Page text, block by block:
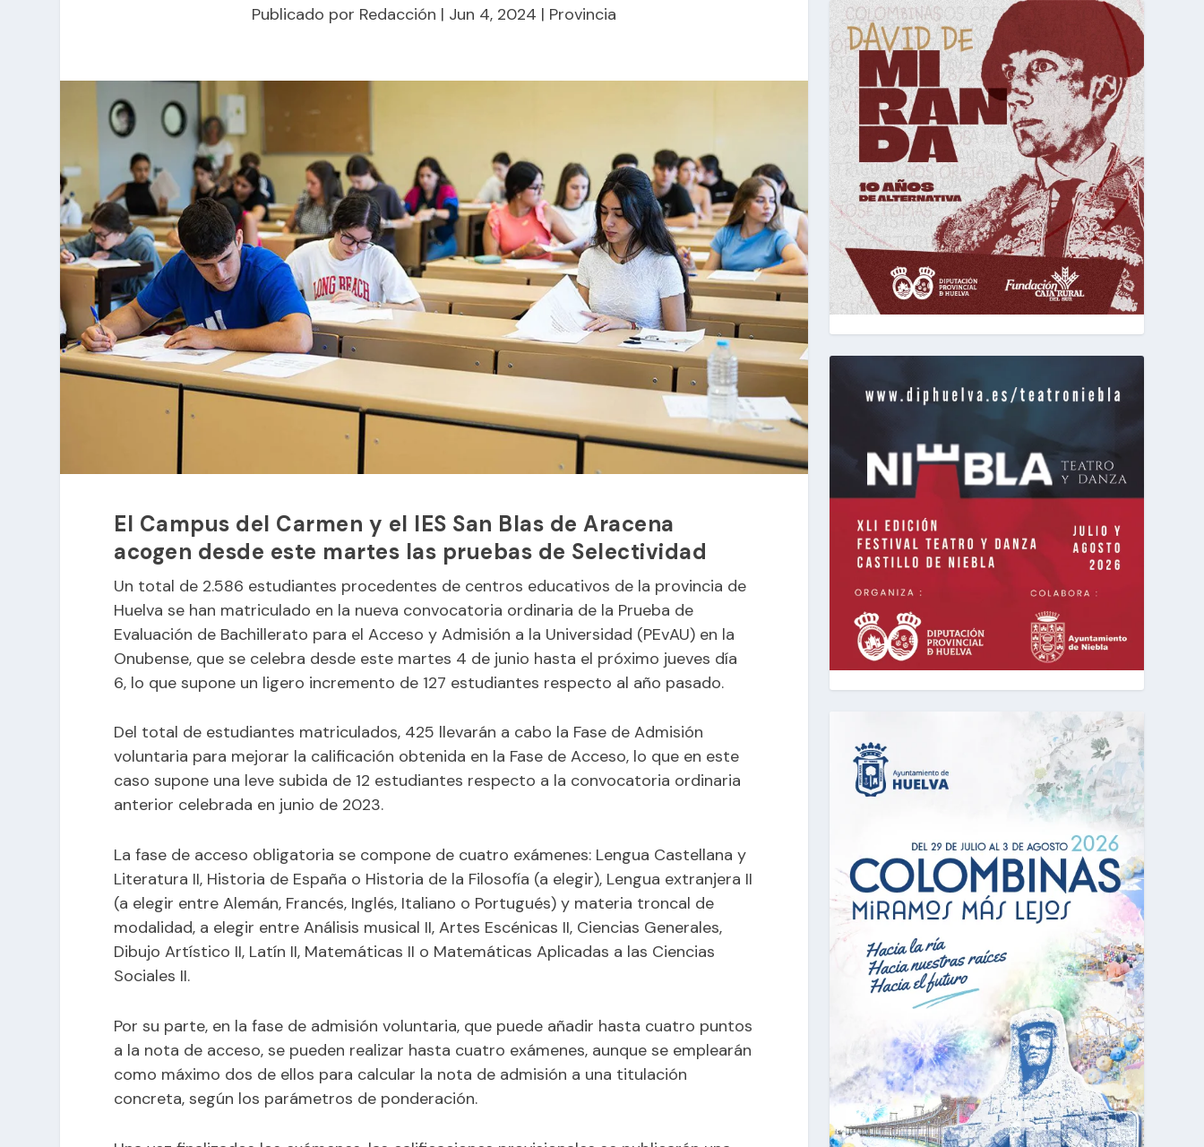
Publicado por Redacción | Jun 4, 2024 | Provincia
El Campus del Carmen y el IES San Blas de Aracena
acogen desde este martes las pruebas de Selectividad
Un total de 2.586 estudiantes procedentes de centros educativos de la provincia de
Huelva se han matriculado en la nueva convocatoria ordinaria de la Prueba de
Evaluación de Bachillerato para el Acceso y Admisión a la Universidad (PEvAU) en la
Onubense, que se celebra desde este martes 4 de junio hasta el próximo jueves día
6, lo que supone un ligero incremento de 127 estudiantes respecto al año pasado.
Del total de estudiantes matriculados, 425 llevarán a cabo la Fase de Admisión
voluntaria para mejorar la calificación obtenida en la Fase de Acceso, lo que en este
caso supone una leve subida de 12 estudiantes respecto a la convocatoria ordinaria
anterior celebrada en junio de 2023.
La fase de acceso obligatoria se compone de cuatro exámenes: Lengua Castellana y
Literatura II, Historia de España o Historia de la Filosofía (a elegir), Lengua extranjera II
(a elegir entre Alemán, Francés, Inglés, Italiano o Portugués) y materia troncal de
modalidad, a elegir entre Análisis musical II, Artes Escénicas II, Ciencias Generales,
Dibujo Artístico II, Latín II, Matemáticas II o Matemáticas Aplicadas a las Ciencias
Sociales II.
Por su parte, en la fase de admisión voluntaria, que puede añadir hasta cuatro puntos
a la nota de acceso, se pueden realizar hasta cuatro exámenes, aunque se emplearán
como máximo dos de ellos para calcular la nota de admisión a una titulación
concreta, según los parámetros de ponderación.